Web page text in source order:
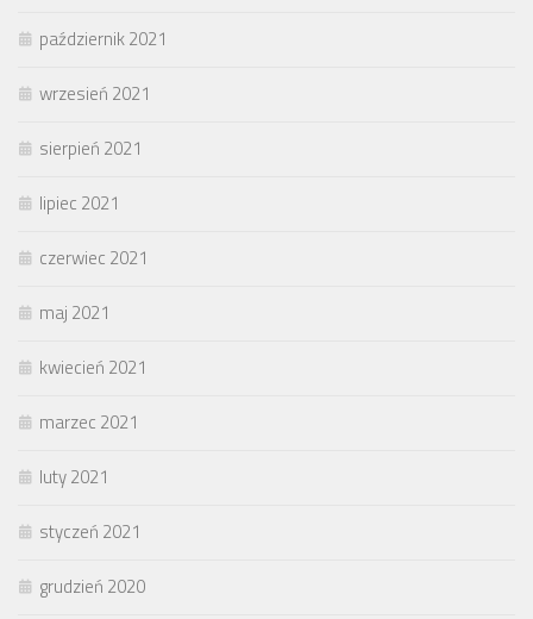
październik 2021
wrzesień 2021
sierpień 2021
lipiec 2021
czerwiec 2021
maj 2021
kwiecień 2021
marzec 2021
luty 2021
styczeń 2021
grudzień 2020